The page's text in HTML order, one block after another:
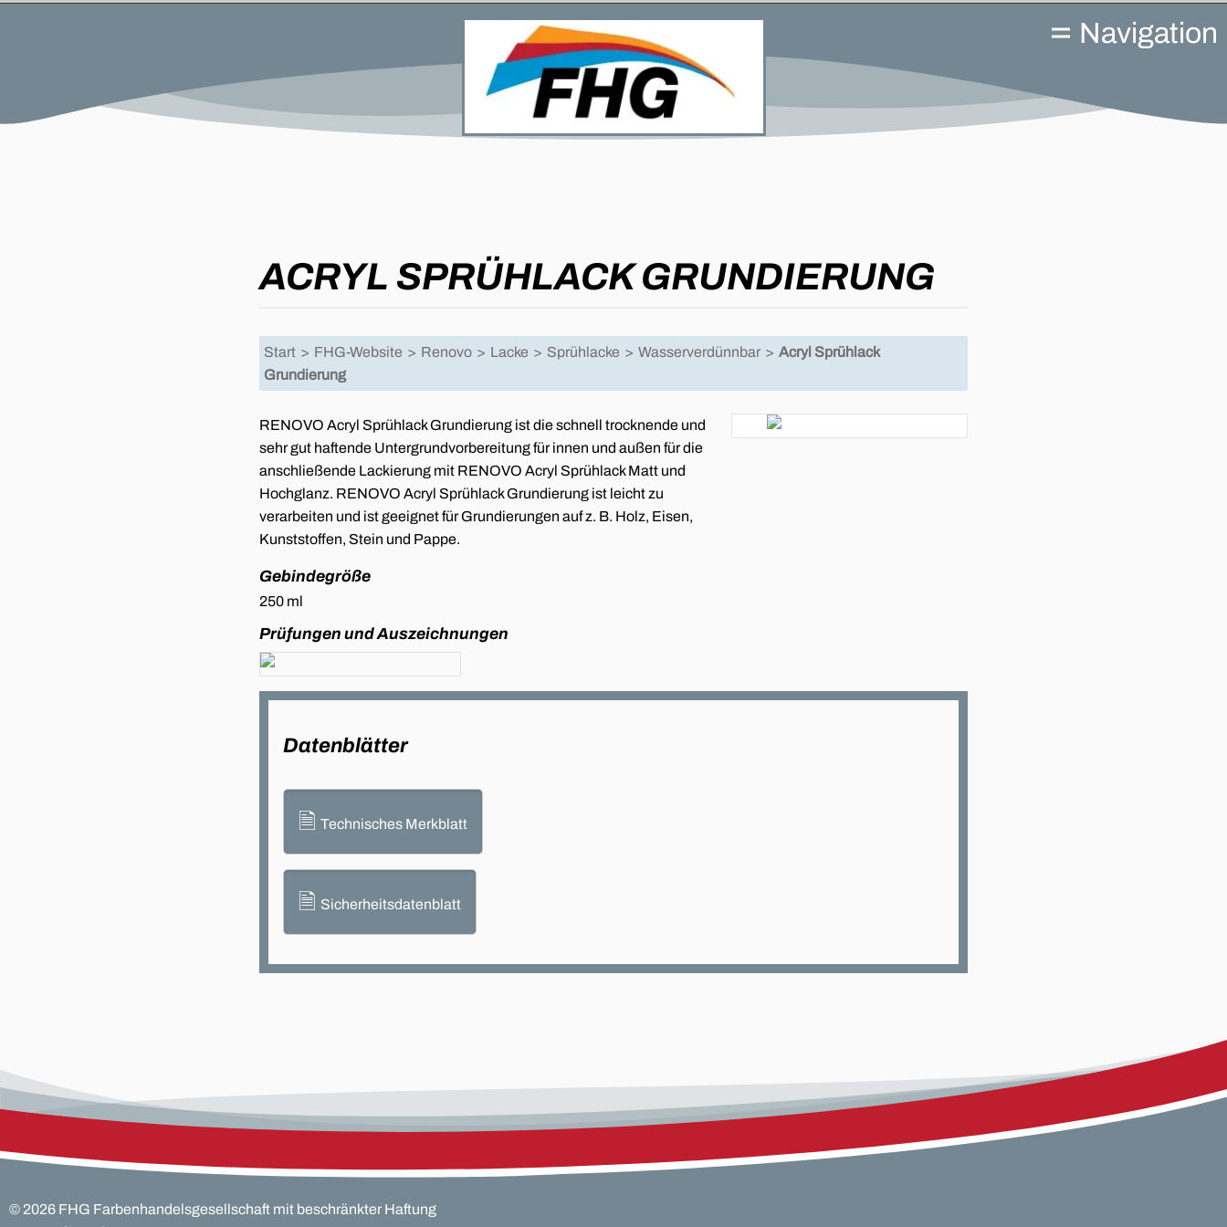
Navigation
ACRYL SPRÜHLACK GRUNDIERUNG
Start > FHG-Website > Renovo > Lacke > Sprühlacke > Wasserverdünnbar > Acryl Sprühlack
Grundierung
RENOVO Acryl Sprühlack Grundierung ist die schnell trocknende und
sehr gut haftende Untergrundvorbereitung für innen und außen für die
anschließende Lackierung mit RENOVO Acryl Sprühlack Matt und
Hochglanz. RENOVO Acryl Sprühlack Grundierung ist leicht zu
verarbeiten und ist geeignet für Grundierungen auf z. B. Holz, Eisen,
Kunststoffen, Stein und Pappe.
Gebindegröße
250 ml
Prüfungen und Auszeichnungen
Datenblätter
🗎 Technisches Merkblatt
🗎 Sicherheitsdatenblatt
© 2026 FHG Farbenhandelsgesellschaft mit beschränkter Haftung